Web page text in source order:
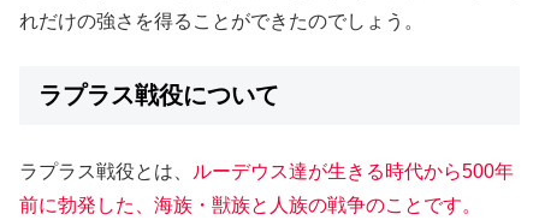
れだけの強さを得ることができたのでしょう。
ラプラス戦役について
ラプラス戦役とは、
ルーデウス達が生きる時代から500年
前に勃発した、海族・獣族と人族の戦争のことです。